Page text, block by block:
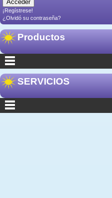
¡Regístrese!
¿Olvidó su contraseña?
Productos
SERVICIOS